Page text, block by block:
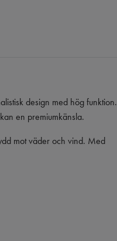
design med hög funktion.
en premiumkänsla.
mot väder och vind. Med